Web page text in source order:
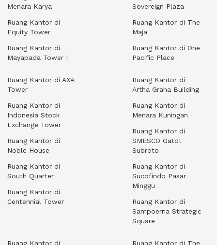
Menara Karya
Ruang Kantor di
Equity Tower
Ruang Kantor di
Mayapada Tower I
Sovereign Plaza
Ruang Kantor di The
Maja
Ruang Kantor di One
Pacific Place
Ruang Kantor di AXA
Tower
Ruang Kantor di
Indonesia Stock
Exchange Tower
Ruang Kantor di
Noble House
Ruang Kantor di
South Quarter
Ruang Kantor di
Centennial Tower
Ruang Kantor di
Artha Graha Building
Ruang Kantor di
Menara Kuningan
Ruang Kantor di
SMESCO Gatot
Subroto
Ruang Kantor di
Sucofindo Pasar
Minggu
Ruang Kantor di
Sampoerna Strategic
Square
Ruang Kantor di
Ruang Kantor di The